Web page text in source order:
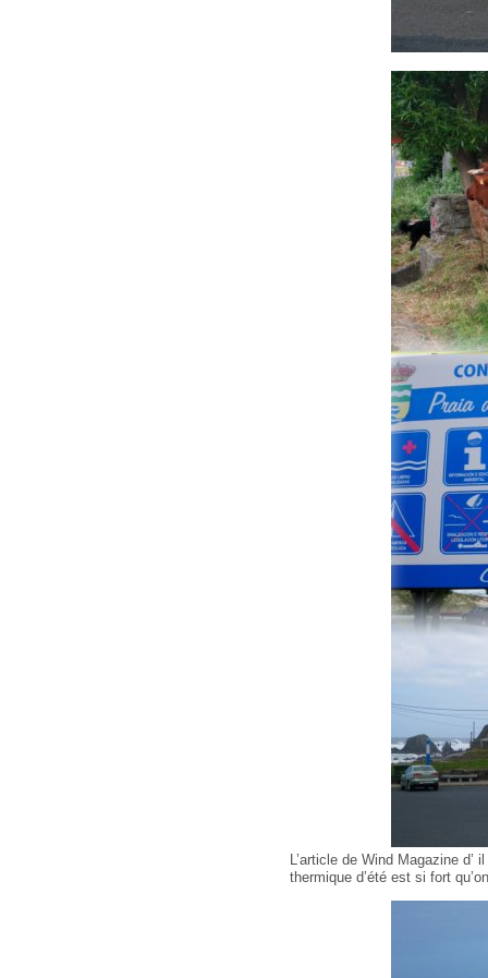
L’article de Wind Magazine
thermique d’été est si fort